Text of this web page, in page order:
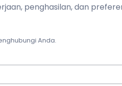
penghasilan, dan
Anda.